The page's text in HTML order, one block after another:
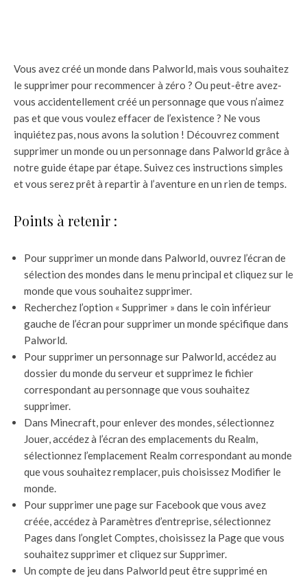
Vous avez créé un monde dans Palworld, mais vous souhaitez
le supprimer pour recommencer à zéro ? Ou peut-être avez-
vous accidentellement créé un personnage que vous n’aimez
pas et que vous voulez effacer de l’existence ? Ne vous
inquiétez pas, nous avons la solution ! Découvrez comment
supprimer un monde ou un personnage dans Palworld grâce à
notre guide étape par étape. Suivez ces instructions simples
et vous serez prêt à repartir à l’aventure en un rien de temps.
Points à retenir :
Pour supprimer un monde dans Palworld, ouvrez l’écran de
sélection des mondes dans le menu principal et cliquez sur le
monde que vous souhaitez supprimer.
Recherchez l’option « Supprimer » dans le coin inférieur
gauche de l’écran pour supprimer un monde spécifique dans
Palworld.
Pour supprimer un personnage sur Palworld, accédez au
dossier du monde du serveur et supprimez le fichier
correspondant au personnage que vous souhaitez
supprimer.
Dans Minecraft, pour enlever des mondes, sélectionnez
Jouer, accédez à l’écran des emplacements du Realm,
sélectionnez l’emplacement Realm correspondant au monde
que vous souhaitez remplacer, puis choisissez Modifier le
monde.
Pour supprimer une page sur Facebook que vous avez
créée, accédez à Paramètres d’entreprise, sélectionnez
Pages dans l’onglet Comptes, choisissez la Page que vous
souhaitez supprimer et cliquez sur Supprimer.
Un compte de jeu dans Palworld peut être supprimé en